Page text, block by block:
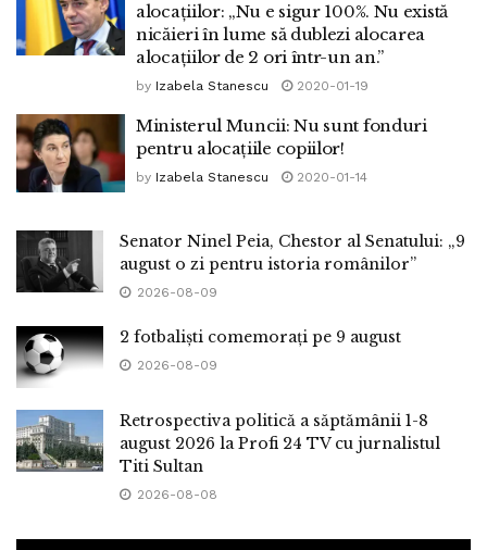
alocațiilor: „Nu e sigur 100%. Nu există
nicăieri în lume să dublezi alocarea
alocațiilor de 2 ori într-un an.”
by Izabela Stanescu 2020-01-19
Ministerul Muncii: Nu sunt fonduri
pentru alocațiile copiilor!
by Izabela Stanescu 2020-01-14
Senator Ninel Peia, Chestor al Senatului: „9
august o zi pentru istoria românilor”
2026-08-09
2 fotbaliști comemorați pe 9 august
2026-08-09
Retrospectiva politică a săptămânii 1-8
august 2026 la Profi 24 TV cu jurnalistul
Titi Sultan
2026-08-08